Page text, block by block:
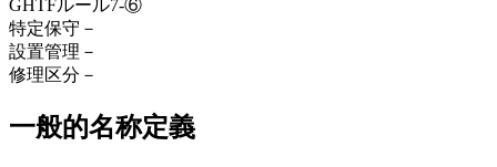
GHTFルール7-⑥
特定保守 －
設置管理 －
修理区分 －
一般的名称定義